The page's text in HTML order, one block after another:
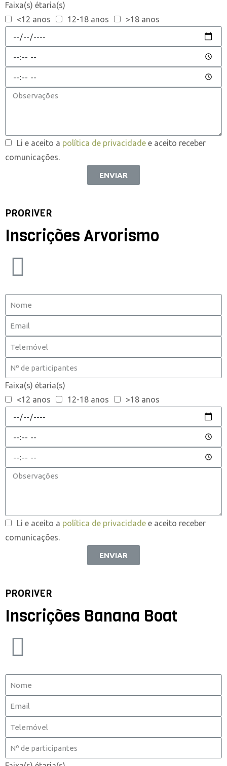
Faixa(s) étaria(s)
<12 anos
12-18 anos >18 anos
Li e aceito a política de privacidade e aceito receber
comunicações.
ENVIAR
PRORIVER
Inscrições Arvorismo
Faixa(s) étaria(s)
<12 anos
12-18 anos >18 anos
Li e aceito a política de privacidade e aceito receber
comunicações.
ENVIAR
PRORIVER
Inscrições Banana Boat